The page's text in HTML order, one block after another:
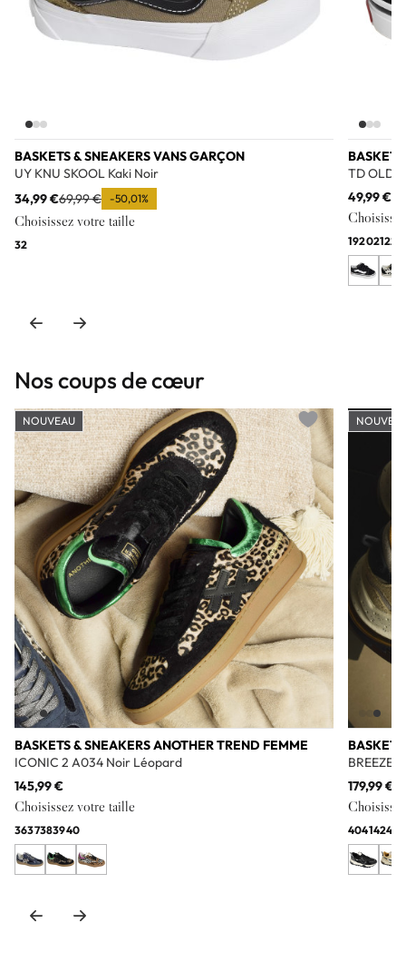
BASKETS & SNEAKERS VANS GARÇON
UY KNU SKOOL Kaki Noir
34,99 €69,99 € -50,01%
Choisissez votre taille
32
TD OLD
49,99 €
19202122
Nos coups de cœur
BASKETS & SNEAKERS ANOTHER TREND FEMME
ICONIC 2 A034 Noir Léopard
145,99 €
Choisissez votre taille
3637383940
NOUVEAU
Add to wishlist
BREEZE
179,99 €
40414243